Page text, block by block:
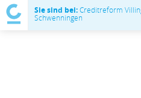
Sie sind bei:Creditreform
Schwenningen